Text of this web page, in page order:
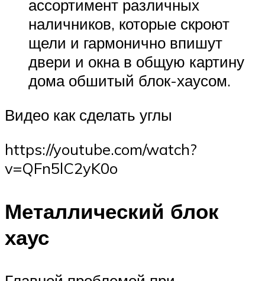
ассортимент различных
наличников, которые скроют
щели и гармонично впишут
двери и окна в общую картину
дома обшитый блок-хаусом.
Видео как сделать углы
https://youtube.com/watch?
v=QFn5lC2yK0o
Металлический блок
хаус